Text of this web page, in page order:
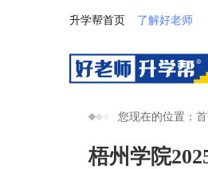
升学帮首页 了解好老师
您现在的位置： 首
梧州学院